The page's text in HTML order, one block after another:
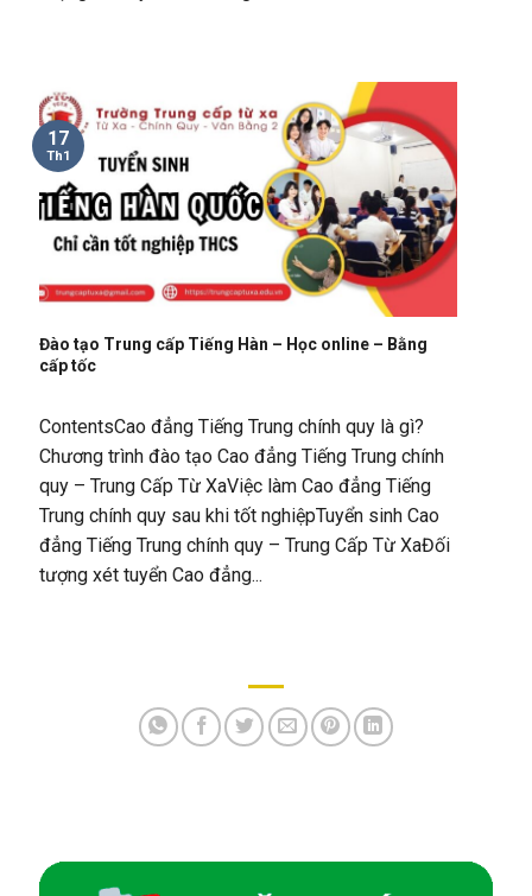
Đào tạo Trung cấp Tiếng Hàn – Học online – Bằng
cấp tốc
ContentsCao đẳng Tiếng Trung chính quy là gì?
Chương trình đào tạo Cao đẳng Tiếng Trung chính
quy – Trung Cấp Từ XaViệc làm Cao đẳng Tiếng
Trung chính quy sau khi tốt nghiệpTuyển sinh Cao
đẳng Tiếng Trung chính quy – Trung Cấp Từ XaĐối
tượng xét tuyển Cao đẳng...
17
Th1